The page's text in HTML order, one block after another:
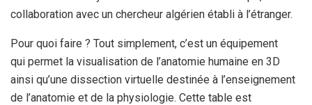
collaboration avec un chercheur algérien établi à l’étranger.
Pour quoi faire ? Tout simplement, c’est un équipement
qui permet la visualisation de l’anatomie humaine en 3D
ainsi qu’une dissection virtuelle destinée à l’enseignement
de l’anatomie et de la physiologie. Cette table est